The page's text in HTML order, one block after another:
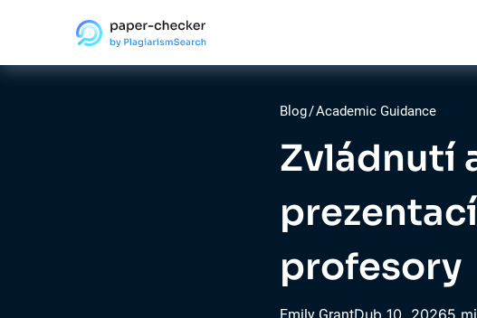
Blog/Academic Guidance
Zvládnutí
profesory
Dub 10, 20265